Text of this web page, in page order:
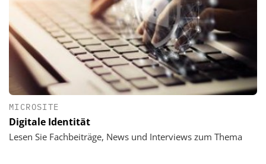
MICROSITE
Digitale Identität
Lesen Sie Fachbeiträge, News und Interviews zum Thema